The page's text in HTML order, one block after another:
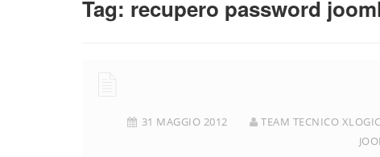
Tag: recupero password
31 MAGGIO 2012 TEAM TECNICO XLOGIC